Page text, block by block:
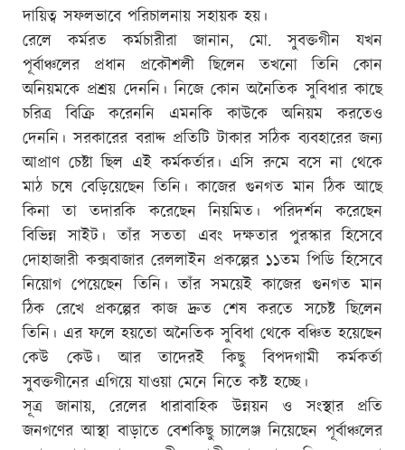
দায়িত্ব সফলভাবে পরিচালনায় সহায়ক হয়।
রেলে কর্মরত কর্মচারীরা জানান, মো. সুবক্তগীন যখন
পূর্বাঞ্চলের প্রধান প্রকৌশলী ছিলেন তখনো তিনি কোন
অনিয়মকে প্রশ্রয় দেননি। নিজে কোন অনৈতিক সুবিধার কাছে
চরিত্র বিক্রি করেননি এমনকি কাউকে অনিয়ম করতেও
দেননি। সরকারের বরাদ্দ প্রতিটি টাকার সঠিক ব্যবহারের জন্য
আপ্রাণ চেষ্টা ছিল এই কর্মকর্তার। এসি রুমে বসে না থেকে
মাঠ চষে বেড়িয়েছেন তিনি। কাজের গুনগত মান ঠিক আছে
কিনা তা তদারকি করেছেন নিয়মিত। পরিদর্শন করেছেন
বিভিন্ন সাইট। তাঁর সততা এবং দক্ষতার পুরস্কার হিসেবে
দোহাজারী কক্সবাজার রেললাইন প্রকল্পের ১১তম পিডি হিসেবে
নিয়োগ পেয়েছেন তিনি। তাঁর সময়েই কাজের গুনগত মান
ঠিক রেখে প্রকল্পের কাজ দ্রুত শেষ করতে সচেষ্ট ছিলেন
তিনি। এর ফলে হয়তো অনৈতিক সুবিধা থেকে বঞ্চিত হয়েছেন
কেউ কেউ। আর তাদেরই কিছু বিপদগামী কর্মকর্তা
সুবক্তগীনের এগিয়ে যাওয়া মেনে নিতে কষ্ট হচ্ছে।
সূত্র জানায়, রেলের ধারাবাহিক উন্নয়ন ও সংস্থার প্রতি
জনগণের আস্থা বাড়াতে বেশকিছু চ্যালেঞ্জ নিয়েছেন পূর্বাঞ্চলের